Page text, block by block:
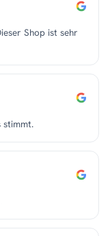
Shop ist sehr
stimmt.